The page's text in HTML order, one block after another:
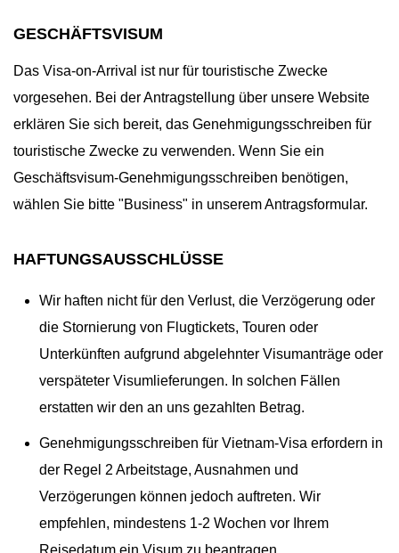
GESCHÄFTSVISUM
Das Visa-on-Arrival ist nur für touristische Zwecke
vorgesehen. Bei der Antragstellung über unsere Website
erklären Sie sich bereit, das Genehmigungsschreiben für
touristische Zwecke zu verwenden. Wenn Sie ein
Geschäftsvisum-Genehmigungsschreiben benötigen,
wählen Sie bitte "Business" in unserem Antragsformular.
HAFTUNGSAUSSCHLÜSSE
Wir haften nicht für den Verlust, die Verzögerung oder
die Stornierung von Flugtickets, Touren oder
Unterkünften aufgrund abgelehnter Visumanträge oder
verspäteter Visumlieferungen. In solchen Fällen
erstatten wir den an uns gezahlten Betrag.
Genehmigungsschreiben für Vietnam-Visa erfordern in
der Regel 2 Arbeitstage, Ausnahmen und
Verzögerungen können jedoch auftreten. Wir
empfehlen, mindestens 1-2 Wochen vor Ihrem
Reisedatum ein Visum zu beantragen.